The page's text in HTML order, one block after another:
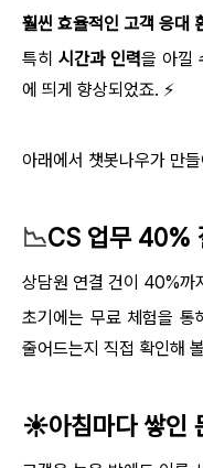
훨씬 효율적인 고객 응대
특히 시간과 인력을 아낄
에 띄게 향상되었죠. ⚡
아래에서 챗봇나우가 만
📉CS 업무 40%
상담원 연결 건이 40%까
초기에는 무료 체험을
줄어드는지 직접 확인해
☀️아침마다 쌓인